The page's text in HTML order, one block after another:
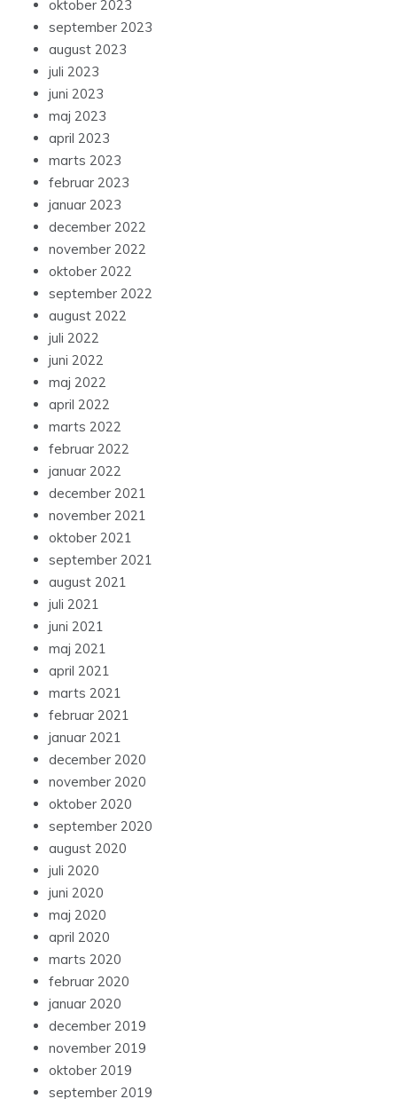
oktober 2023
september 2023
august 2023
juli 2023
juni 2023
maj 2023
april 2023
marts 2023
februar 2023
januar 2023
december 2022
november 2022
oktober 2022
september 2022
august 2022
juli 2022
juni 2022
maj 2022
april 2022
marts 2022
februar 2022
januar 2022
december 2021
november 2021
oktober 2021
september 2021
august 2021
juli 2021
juni 2021
maj 2021
april 2021
marts 2021
februar 2021
januar 2021
december 2020
november 2020
oktober 2020
september 2020
august 2020
juli 2020
juni 2020
maj 2020
april 2020
marts 2020
februar 2020
januar 2020
december 2019
november 2019
oktober 2019
september 2019